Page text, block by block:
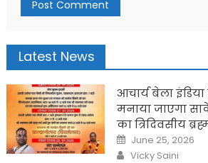
Latest News
आचार्य बेला
मनाया जाएगा
का त्रिदिवसीय
Posted
on
June 25, 2026
Author
Vicky Saini